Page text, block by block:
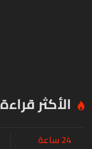
الأكثر قراءة
24 ساعة